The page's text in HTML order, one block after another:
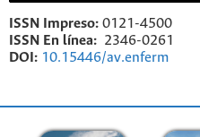
ISSN Impreso: 0121-4500
ISSN En línea: 2346-0261
DOI: 10.15446/av.enferm